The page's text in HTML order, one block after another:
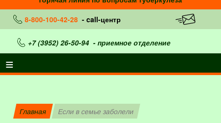
8-800-100-42-28 - call-центр
+7 (3952) 26-50-94- приемное отделение
Главная Если в семье заболели